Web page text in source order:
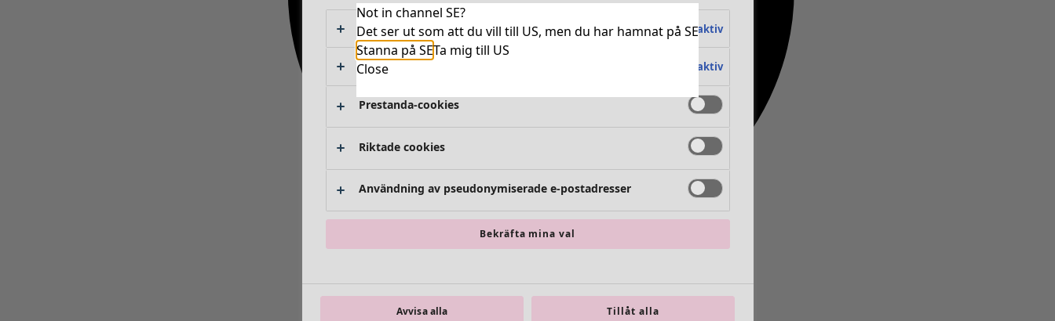
Not in channel SE?
Det ser ut som att du vill till US, men du har hamnat på SE
Stanna på SETa mig till US
Close
Absolut nödvändiga cookies Alltid aktiv
Funktionella cookies Alltid aktiv
Prestanda-cookies
Riktade cookies
Användning av pseudonymiserade e-postadresser
Bekräfta mina val
Avvisa alla Tillåt alla